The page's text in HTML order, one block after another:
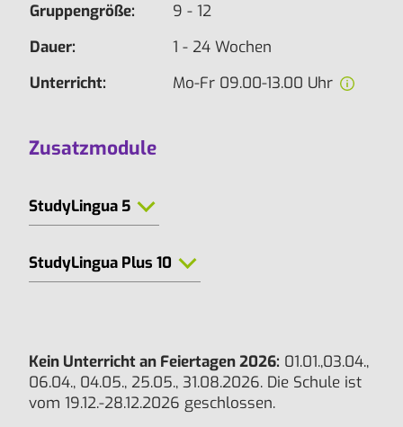
Gruppengröße:
9 - 12
Dauer:
1 - 24 Wochen
Unterricht:
Mo-Fr 09.00-13.00 Uhr
Zusatzmodule
StudyLingua 5
StudyLingua Plus 10
Kein Unterricht an Feiertagen 2026: 01.01.,03.04.,
06.04., 04.05., 25.05., 31.08.2026. Die Schule ist
vom 19.12.-28.12.2026 geschlossen.